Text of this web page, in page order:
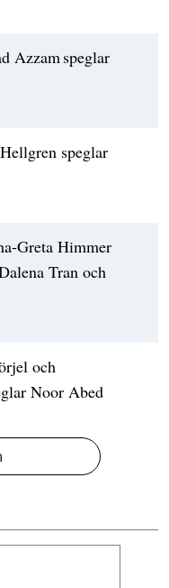
Azzam speglar
speglar
Greta Himmer
Tran och
och
Noor Abed